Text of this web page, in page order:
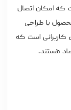
که امکان اتصال
با طراحی
کاربرانی است که
هستند.